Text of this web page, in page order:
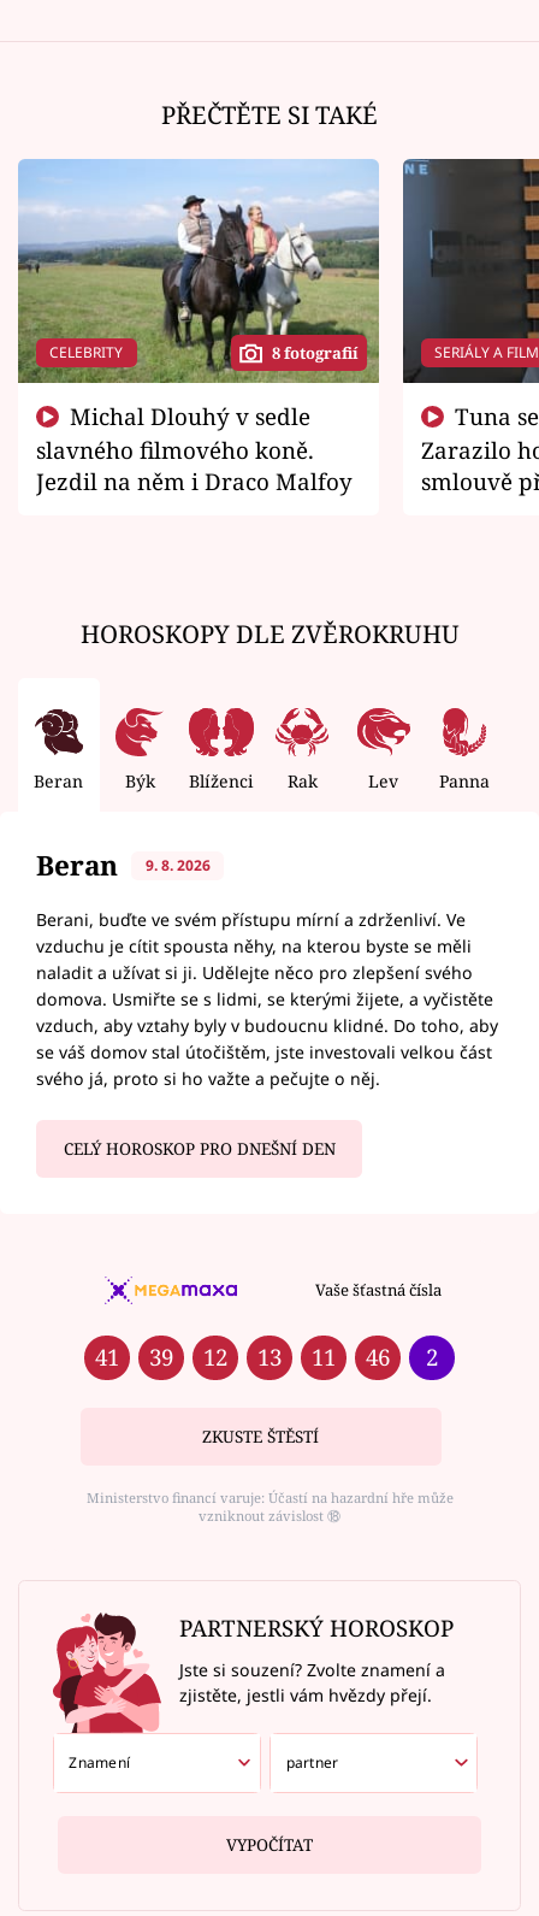
PŘEČTĚTE SI TAKÉ
CELEBRITY 8 fotografií
slavného filmového koně.
Jezdil na něm i Draco Malfoy
SERIÁLY A
Zarazilo
smlouvě
HOROSKOPY DLE ZVĚROKRUHU
Beran Býk Blíženci Rak Lev Panna
Beran 9. 8. 2026
Berani, buďte ve svém přístupu mírní a zdrženliví. Ve
vzduchu je cítit spousta něhy, na kterou byste se měli
naladit a užívat si ji. Udělejte něco pro zlepšení svého
domova. Usmiřte se s lidmi, se kterými žijete, a vyčistěte
vzduch, aby vztahy byly v budoucnu klidné. Do toho, aby
se váš domov stal útočištěm, jste investovali velkou část
svého já, proto si ho važte a pečujte o něj.
CELÝ HOROSKOP PRO DNEŠNÍ DEN
Vaše šťastná čísla
41 39 12 13 11 46 2
ZKUSTE ŠTĚSTÍ
Ministerstvo financí varuje: Účastí na hazardní hře může
vzniknout závislost ⑱
PARTNERSKÝ HOROSKOP
Jste si souzení? Zvolte znamení a
zjistěte, jestli vám hvězdy přejí.
VYPOČÍTAT